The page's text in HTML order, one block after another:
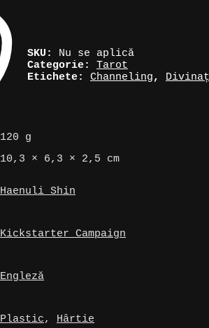
SKU: Nu se aplică
Categorie: Tarot
Etichete: Channeling,
120 g
10,3 × 6,3 × 2,5 cm
Haenuli Shin
Kickstarter Campaign
Engleză
Plastic, Hârtie